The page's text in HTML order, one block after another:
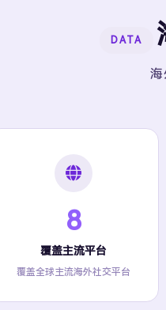
DATA
海
8
覆盖主流平台
覆盖全球主流海外社交平台